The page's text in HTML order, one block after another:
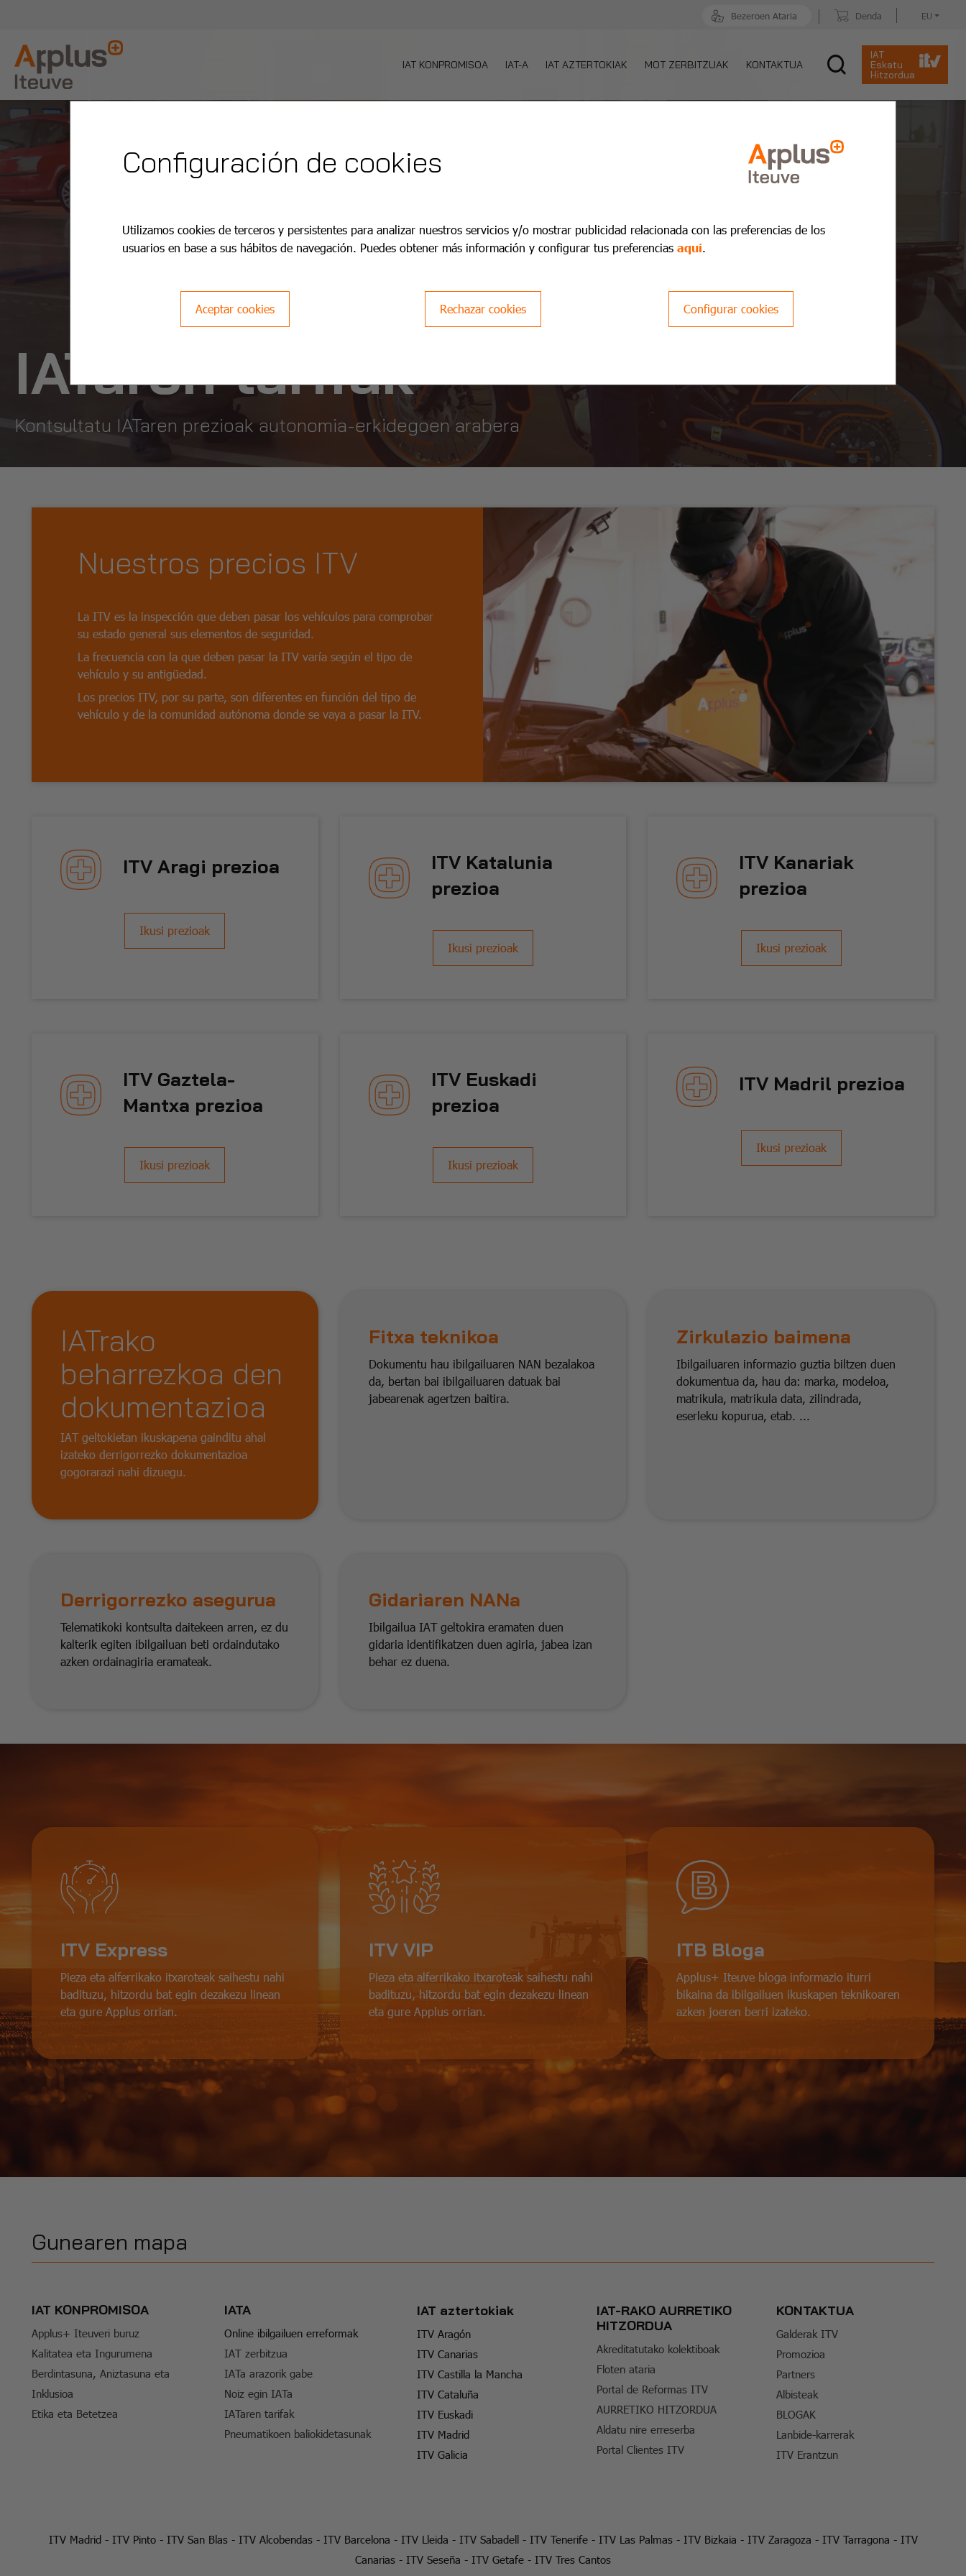
Bezeroen Ataria Denda EU
IAT KONPROMISOA IAT-A IAT AZTERTOKIAK MOT ZERBITZUAK KONTAKTUA
IAT
Eskatu
Hitzordua
IATaren tarifak
Kontsultatu IATaren prezioak autonomia-erkidegoen arabera
Nuestros precios ITV
La ITV es la inspección que deben pasar los vehículos para comprobar
su estado general sus elementos de seguridad.
La frecuencia con la que deben pasar la ITV varía según el tipo de
vehículo y su antigüedad.
Los precios ITV, por su parte, son diferentes en función del tipo de
vehículo y de la comunidad autónoma donde se vaya a pasar la ITV.
ITV Aragi prezioa
Ikusi prezioak
ITV Katalunia
prezioa
Ikusi prezioak
ITV Kanariak
prezioa
Ikusi prezioak
ITV Gaztela-
Mantxa prezioa
Ikusi prezioak
ITV Euskadi
prezioa
Ikusi prezioak
ITV Madril prezioa
Ikusi prezioak
IATrako
beharrezkoa den
dokumentazioa
IAT geltokietan ikuskapena gainditu ahal
izateko derrigorrezko dokumentazioa
gogorarazi nahi dizuegu.
Fitxa teknikoa
Dokumentu hau ibilgailuaren NAN bezalakoa
da, bertan bai ibilgailuaren datuak bai
jabearenak agertzen baitira.
Zirkulazio baimena
Ibilgailuaren informazio guztia biltzen duen
dokumentua da, hau da: marka, modeloa,
matrikula, matrikula data, zilindrada,
eserleku kopurua, etab. ...
Derrigorrezko asegurua
Telematikoki kontsulta daitekeen arren, ez du
kalterik egiten ibilgailuan beti ordaindutako
azken ordainagiria eramateak.
Gidariaren NANa
Ibilgailua IAT geltokira eramaten duen
gidaria identifikatzen duen agiria, jabea izan
behar ez duena.
ITV Express
Pieza eta alferrikako itxaroteak saihestu nahi
badituzu, hitzordu bat egin dezakezu linean
eta gure Applus orrian.
ITV VIP
Pieza eta alferrikako itxaroteak saihestu nahi
badituzu, hitzordu bat egin dezakezu linean
eta gure Applus orrian.
ITB Bloga
Applus+ Iteuve bloga informazio iturri
bikaina da ibilgailuen ikuskapen teknikoaren
azken joeren berri izateko.
Gunearen mapa
IAT KONPROMISOA
Applus+ Iteuveri buruz
Kalitatea eta Ingurumena
Berdintasuna, Aniztasuna eta
Inklusioa
Etika eta Betetzea
IATA
Online ibilgailuen erreformak
IAT zerbitzua
IATa arazorik gabe
Noiz egin IATa
IATaren tarifak
Pneumatikoen baliokidetasunak
IAT aztertokiak
ITV Aragón
ITV Canarias
ITV Castilla la Mancha
ITV Cataluña
ITV Euskadi
ITV Madrid
ITV Galicia
IAT-RAKO AURRETIKO
HITZORDUA
Akreditatutako kolektiboak
Floten ataria
Portal de Reformas ITV
AURRETIKO HITZORDUA
Aldatu nire erreserba
Portal Clientes ITV
KONTAKTUA
Galderak ITV
Promozioa
Partners
Albisteak
BLOGAK
Lanbide-karrerak
ITV Erantzun
ITV Madrid- ITV Pinto- ITV San Blas- ITV Alcobendas- ITV Barcelona - ITV Lleida - ITV Sabadell- ITV Tenerife- ITV Las Palmas- ITV Bizkaia - ITV Zaragoza - ITV Tarragona - ITV
Canarias - ITV Seseña - ITV Getafe - ITV Tres Cantos
Configuración de cookies
Utilizamos cookies de terceros y persistentes para analizar nuestros servicios y/o mostrar publicidad relacionada con las preferencias de los
usuarios en base a sus hábitos de navegación. Puedes obtener más información y configurar tus preferencias aquí.
Aceptar cookies Rechazar cookies Configurar cookies